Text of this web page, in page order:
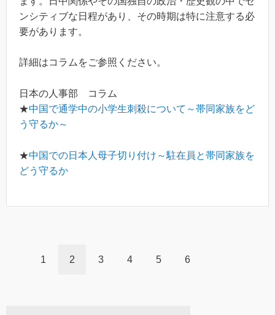
ンシティブな日程があり、その時期は特に注意する必
要があります。
詳細はコラムをご参照ください。
日本の人事部 コラム
★中国で通学中の小学生刺殺について～帯同家族をど
う守るか～
★中国での日本人母子切り付け～駐在員と帯同家族を
どう守るか
1 2 3 4 5 6